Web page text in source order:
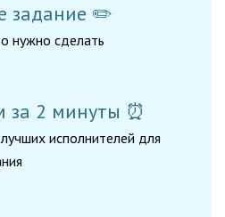
задание ✏️
нужно сделать
за 2 минуты ⏰
исполнителей для